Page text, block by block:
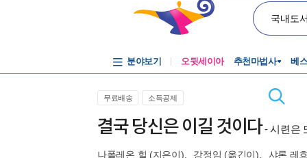
국내도
분야보기 오뒷세이아 추천마법사 베
무료배송 소득공제
결국 당신은 이길 것이다- 시련은
나폴레온 힐 (지은이), 강정임 (옮긴이), 샤론 레